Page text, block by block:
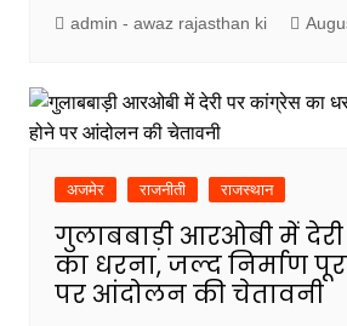
admin - awaz rajasthan ki
अजमेर राजनीती राजस्थान
गुलाबबाड़ी आरओबी में देरी
का धरना, जल्द निर्माण
पर आंदोलन की चेतावनी